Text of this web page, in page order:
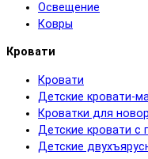
Освещение
Ковры
Кровати
Кровати
Детские кровати-
Кроватки для
Детские кровати
Детские